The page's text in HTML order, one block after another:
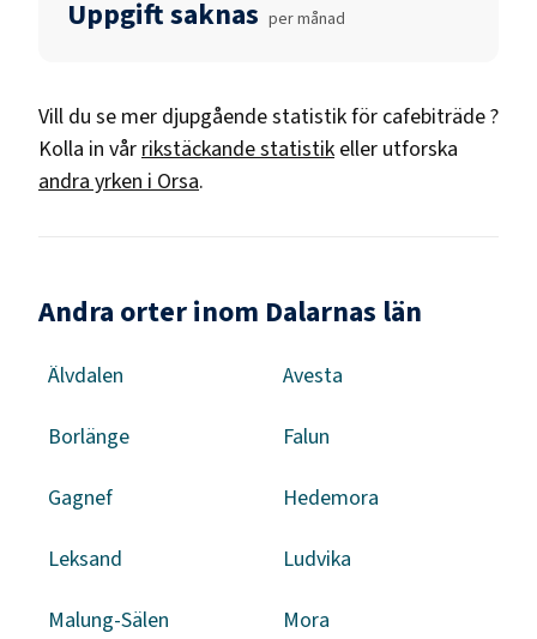
Uppgift saknas per månad
Vill du se mer djupgående statistik för cafebiträde?
Kolla in vår rikstäckande statistik eller utforska
andra yrken i Orsa.
Andra orter inom Dalarnas län
Älvdalen Avesta
Borlänge Falun
Gagnef Hedemora
Leksand Ludvika
Malung-Sälen Mora